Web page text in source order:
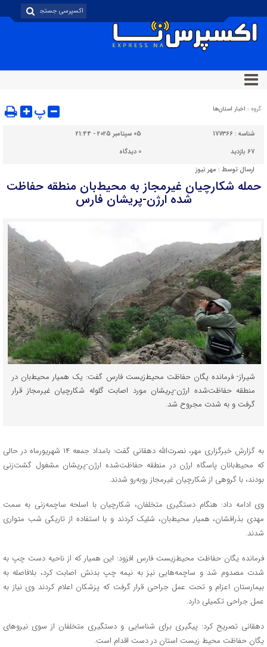
گروه : اخبار استان‌ها پ
شناسه : 177366
05 سپتامبر 2025 - 21:44
67 بازدید
0 دیدگاه
ارسال توسط : مهر نیوز
حمله شکارچیان غیرمجاز به محیط‌بان منطقه حفاظت
شده ارژن-پریشان فارس
شیراز- فرمانده یگان حفاظت محیط‌زیست فارس گفت: یک همیار محیط‌بان در
منطقه حفاظت‌شده ارژن-پریشان مورد اصابت گلوله شکارچیان غیرمجاز قرار
گرفت و به شدت مجروح شد.
به گزارش خبرگزاری مهر، نصرت‌الله دهقانی گفت: بامداد جمعه ۱۴ شهریورماه در حالی
که محیط‌بانان پاسگاه ارژن در منطقه حفاظت‌شده ارژن-پریشان مشغول گشت‌زنی
بودند، با گروهی از شکارچیان غیرمجاز روبه‌رو شدند.
وی ادامه داد: هنگام دستگیری متخلفان، شکارچیان با اسلحه ساچمه‌زنی به سمت
مهدی بذرافشان، همیار محیط‌بان، شلیک کردند و با استفاده از تاریکی شب متواری
شدند.
فرمانده یگان حفاظت محیط‌زیست فارس افزود: این همیار که از ناحیه دست چپ به
شدت مصدوم شد و ساچمه‌هایی نیز به نیمه چپ بدنش اصابت کرد، بلافاصله به
بیمارستان اعزام و تحت عمل جراحی قرار گرفت که پزشکان اعلام کردند وی نیاز به
عمل جراحی تکمیلی دارد.
دهقانی تصریح کرد: پیگیری برای شناسایی و دستگیری متخلفان از سوی نیروهای
یگان حفاظت محیط زیست استان در دست اقدام است.